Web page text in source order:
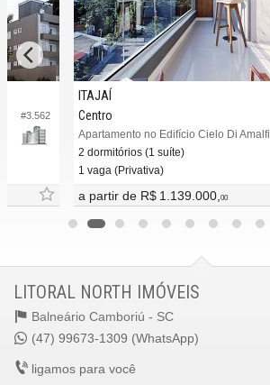
#3.562
ITAJAÍ
Centro
Apartamento no Edifício Cielo Di Amalfi
2 dormitórios (1 suíte)
1 vaga (Privativa)
a partir de R$ 1.139.000, 00
LITORAL NORTH IMÓVEIS
Balneário Camboriú - SC
(47) 99673-1309 (WhatsApp)
ligamos para você